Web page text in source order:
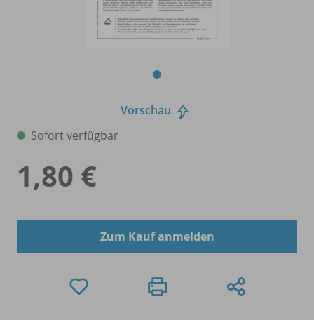
Vorschau
Sofort verfügbar
1,80 €
Zum Kauf anmelden